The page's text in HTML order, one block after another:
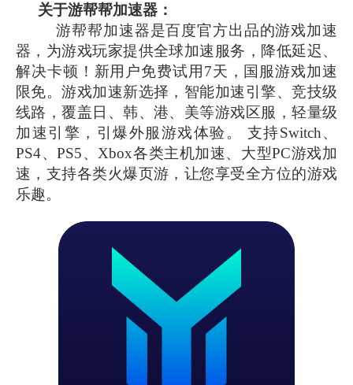
关于游帮帮加速器：
游帮帮加速器是百度官方出品的游戏加速
器，为游戏玩家提供全球加速服务，降低延迟、
解决卡顿！新用户免费试用7天，国服游戏加速
限免。游戏加速新选择，智能加速引擎、竞技级
线路，覆盖日、韩、港、美等游戏区服，轻量级
加速引擎，引爆外服游戏体验。 支持Switch、
PS4、PS5、Xbox各类主机加速、大型PC游戏加
速，支持各类火爆页游，让您享受全方位的游戏
乐趣。